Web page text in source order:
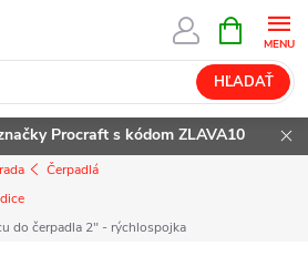
HĽADAŤ
KOŠÍK
Procraft s kódom ZLAVA10
Čerpadlá
do čerpadla 2" - rýchlospojka